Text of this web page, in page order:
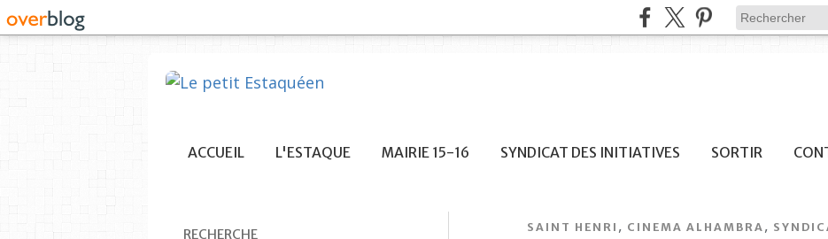
ACCUEIL L'ESTAQUE MAIRIE 15-16 SYNDICAT DES INITIATIVES SORTIR
SAINT HENRI , CINEMA ALHAMBRA ,
RECHERCHE